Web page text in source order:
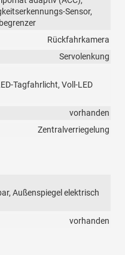
Sensor,
Rückfahrkamera
Servolenkung
Tagfahrlicht, Voll-LED
vorhanden
Zentralverriegelung
Außenspiegel elektrisch
vorhanden